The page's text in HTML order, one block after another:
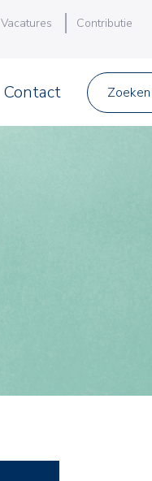
Vacatures Contributie
Contact Zoeken